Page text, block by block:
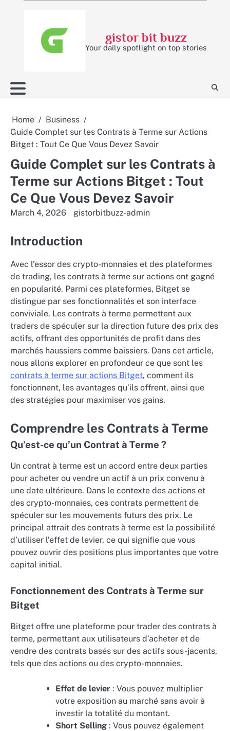
gistor bit buzz
Your daily spotlight on top stories
Home
Business
Guide Complet sur les Contrats à Terme sur Actions
Bitget : Tout Ce Que Vous Devez Savoir
Guide Complet sur les Contrats à
Terme sur Actions Bitget : Tout
Ce Que Vous Devez Savoir
March 4, 2026 gistorbitbuzz-admin
Introduction
Avec l’essor des crypto-monnaies et des plateformes
de trading, les contrats à terme sur actions ont gagné
en popularité. Parmi ces plateformes, Bitget se
distingue par ses fonctionnalités et son interface
conviviale. Les contrats à terme permettent aux
traders de spéculer sur la direction future des prix des
actifs, offrant des opportunités de profit dans des
marchés haussiers comme baissiers. Dans cet article,
nous allons explorer en profondeur ce que sont les
contrats à terme sur actions Bitget, comment ils
fonctionnent, les avantages qu’ils offrent, ainsi que
des stratégies pour maximiser vos gains.
Comprendre les Contrats à Terme
Qu’est-ce qu’un Contrat à Terme ?
Un contrat à terme est un accord entre deux parties
pour acheter ou vendre un actif à un prix convenu à
une date ultérieure. Dans le contexte des actions et
des crypto-monnaies, ces contrats permettent de
spéculer sur les mouvements futurs des prix. Le
principal attrait des contrats à terme est la possibilité
d’utiliser l’effet de levier, ce qui signifie que vous
pouvez ouvrir des positions plus importantes que votre
capital initial.
Fonctionnement des Contrats à Terme sur
Bitget
Bitget offre une plateforme pour trader des contrats à
terme, permettant aux utilisateurs d’acheter et de
vendre des contrats basés sur des actifs sous-jacents,
tels que des actions ou des crypto-monnaies.
Effet de levier : Vous pouvez multiplier
votre exposition au marché sans avoir à
investir la totalité du montant.
Short Selling : Vous pouvez également